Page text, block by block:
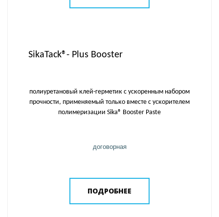
SikaTack®- Plus Booster
полиуретановый клей-герметик с ускоренным набором
прочности, применяемый только вместе с ускорителем
полимеризации Sika® Booster Paste
договорная
ПОДРОБНЕЕ